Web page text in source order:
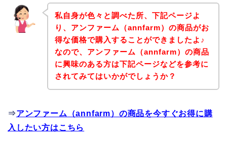
私自身が色々と調べた所、下記ページよ
り、アンファーム（annfarm）の商品がお
得な価格で購入することができましたよ♪
なので、アンファーム（annfarm）の商品
に興味のある方は下記ページなどを参考に
されてみてはいかがでしょうか？
⇒アンファーム（annfarm）の商品を今すぐお得に購
入したい方はこちら